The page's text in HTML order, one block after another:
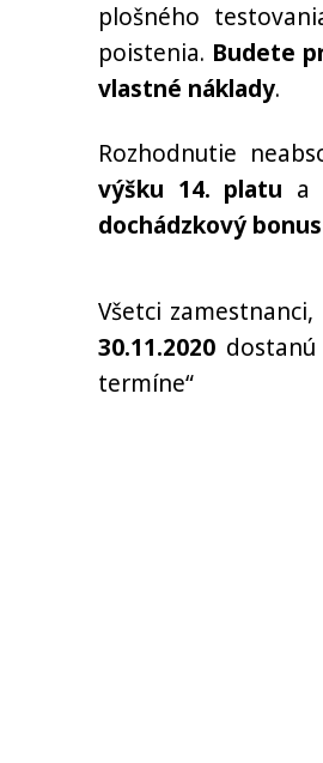
plošného
poistenia. Budete
vlastné náklady.
Rozhodnutie
výšku 14. platu a
dochádzkový bonus
Všetci
30.11.2020
termíne“